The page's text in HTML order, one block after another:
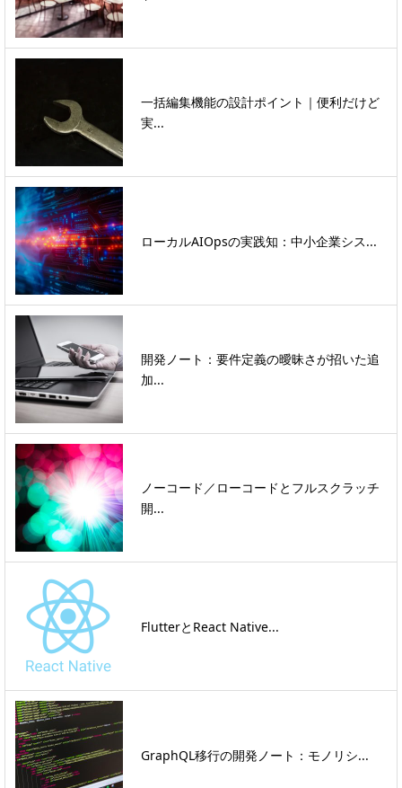
一括編集機能の設計ポイント｜便利だけど
実...
ローカルAIOpsの実践知：中小企業シス...
開発ノート：要件定義の曖昧さが招いた追
加...
ノーコード／ローコードとフルスクラッチ
開...
FlutterとReact Native...
GraphQL移行の開発ノート：モノリシ...